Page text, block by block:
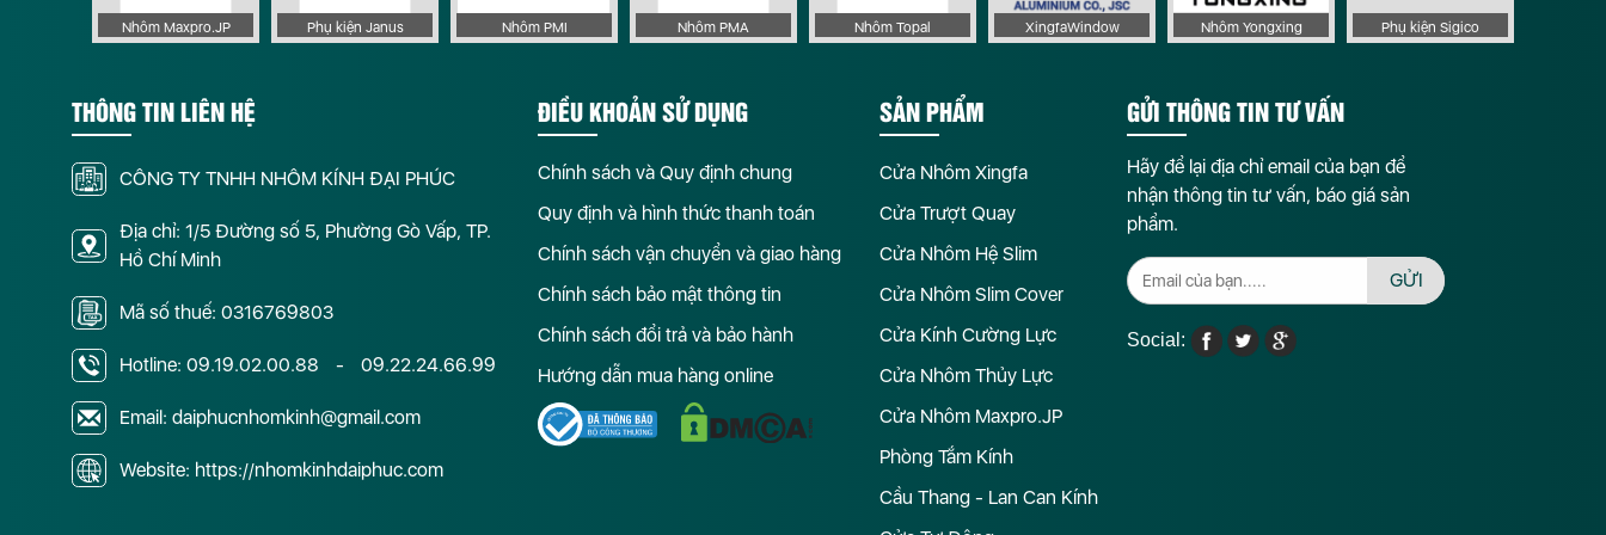
Cửa Nhôm PMA Quảng Ninh Cửa Nhôm PMA Quảng Trị Cửa Nhôm PMA Sóc Trăng Cửa Nhôm PMA Sơn La
Cửa Nhôm PMA Thừa Thiên Huế Cửa Nhôm PMA Tiền Giang Cửa Nhôm PMA Trà Vinh Cửa Nhôm PMA Tuyên Quang
Cửa Nhôm PMA Vĩnh Long Cửa Nhôm PMA Vĩnh Phúc
Nhôm Maxpro.JP Phụ kiện Janus Nhôm PMI Nhôm PMA Nhôm Topal XingfaWindow Nhôm Yongxing Phụ kiện Sigico
THÔNG TIN LIÊN HỆ
CÔNG TY TNHH NHÔM KÍNH ĐẠI PHÚC
Địa chỉ: 1/5 Đường số 5, Phường Gò Vấp, TP.
Hồ Chí Minh
Mã số thuế: 0316769803
Hotline: 09.19.02.00.88 - 09.22.24.66.99
Email: daiphucnhomkinh@gmail.com
Website: https://nhomkinhdaiphuc.com
ĐIỀU KHOẢN SỬ DỤNG
Chính sách và Quy định chung
Quy định và hình thức thanh toán
Chính sách vận chuyển và giao hàng
Chính sách bảo mật thông tin
Chính sách đổi trả và bảo hành
Hướng dẫn mua hàng online
SẢN PHẨM
Cửa Nhôm Xingfa
Cửa Trượt Quay
Cửa Nhôm Hệ Slim
Cửa Nhôm Slim Cover
Cửa Kính Cường Lực
Cửa Nhôm Thủy Lực
Cửa Nhôm Maxpro.JP
Phòng Tắm Kính
Cầu Thang - Lan Can Kính
GỬI THÔNG TIN TƯ VẤN
Hãy để lại địa chỉ email của bạn để
nhận thông tin tư vấn, báo giá sản
phẩm.
GỬI
Social: